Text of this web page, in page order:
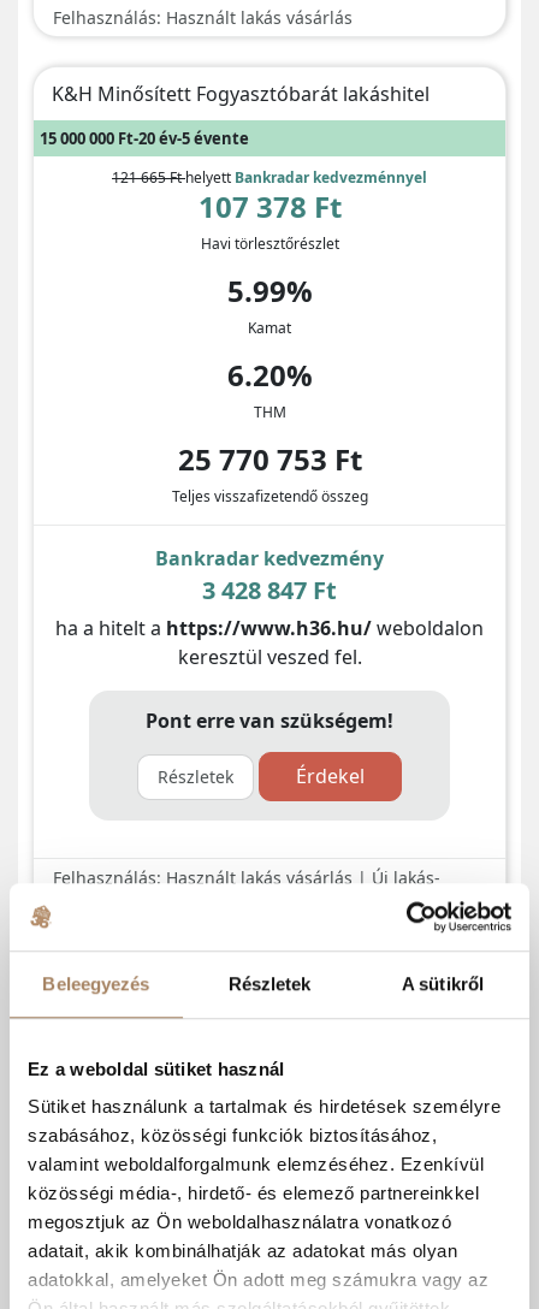
Beleegyezés Részletek A sütikről
Ez a weboldal sütiket használ
Sütiket használunk a tartalmak és hirdetések személyre
szabásához, közösségi funkciók biztosításához,
valamint weboldalforgalmunk elemzéséhez. Ezenkívül
közösségi média-, hirdető- és elemező partnereinkkel
megosztjuk az Ön weboldalhasználatra vonatkozó
adatait, akik kombinálhatják az adatokat más olyan
adatokkal, amelyeket Ön adott meg számukra vagy az